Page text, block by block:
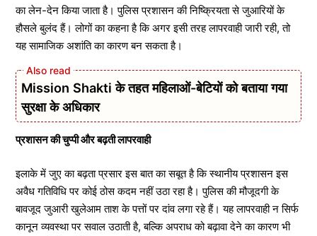
का लेन-देन किया जाता है। पुलिस प्रशासन की निष्क्रियता से जुआरियों के
हौसले बुलंद हैं। लोगों का कहना है कि अगर इसी तरह लापरवाही जारी रही, तो
यह सामाजिक अशांति का कारण बन सकता है।
Mission Shakti के तहत महिलाओं-बेटियों को बताया गया
सुरक्षा के अधिकार
प्रशासन की चुप्पी और बढ़ती लापरवाही
इलाके में जुए का बढ़ता प्रसार इस बात का सबूत है कि स्थानीय प्रशासन इस
अवैध गतिविधि पर कोई ठोस कदम नहीं उठा रहा है। पुलिस की मौजूदगी के
बावजूद जुआरी खुलेआम ताश के पत्तों पर दांव लगा रहे हैं। यह लापरवाही न सिर्फ
कानून व्यवस्था पर सवाल उठाती है, बल्कि अपराध को बढ़ावा देने का कारण भी